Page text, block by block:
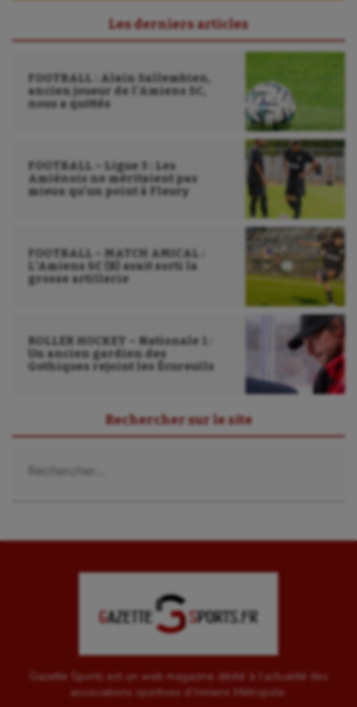
Patinage artistique
Pétanque
Plongée
Roller-derby
Sarbacane
Sport adapté
Sport-entreprise
Wakeboard
Les derniers articles
FOOTBALL : Alain Sallembien,
ancien joueur de l’Amiens SC,
nous a quittés
FOOTBALL – Ligue 3 : Les
Amiénois ne méritaient pas
mieux qu’un point à Fleury
FOOTBALL – MATCH AMICAL :
L’Amiens SC (B) avait sorti la
grosse artillerie
ROLLER HOCKEY – Nationale 1 :
Un ancien gardien des
Gothiques rejoint les Écureuils
Rechercher sur le site
Gazette Sports est un web magazine dédié à l'actualité des
associations sportives d'Amiens Métropole.